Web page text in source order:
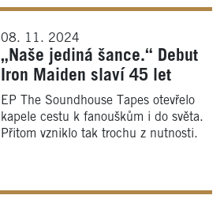
08. 11. 2024
„Naše jediná šance.“ Debut
Iron Maiden slaví 45 let
EP The Soundhouse Tapes otevřelo
kapele cestu k fanouškům i do světa.
Přitom vzniklo tak trochu z nutnosti.